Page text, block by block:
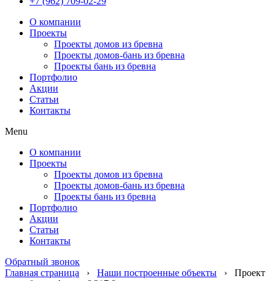
О компании
Проекты
Проекты домов из бревна
Проекты домов-бань из бревна
Проекты бань из бревна
Портфолио
Акции
Статьи
Контакты
Menu
О компании
Проекты
Проекты домов из бревна
Проекты домов-бань из бревна
Проекты бань из бревна
Портфолио
Акции
Статьи
Контакты
Обратный звонок
Главная страница › Наши построенные объекты › Проект